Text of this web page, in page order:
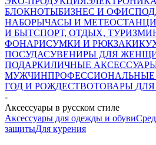
БЛОКНОТЫБИЗНЕС И ОФИС
НАБОРЫЧАСЫ И
И БЫТСПОРТ, ОТДЫХ, ТУРИЗМ
ФОНАРИСУМКИ И РЮКЗАКИ
ПОСУДАСУВЕНИРЫ ДЛЯ
ПОДАРКИЛИЧНЫЕ
МУЖЧИНПРОФЕССИОНАЛЬНЫЕ
ГОД И РОЖДЕСТВОТОВАРЫ ДЛЯ
-
Аксессуары в русском стиле
Аксессуары для одежды и обуви
защитыДля курения